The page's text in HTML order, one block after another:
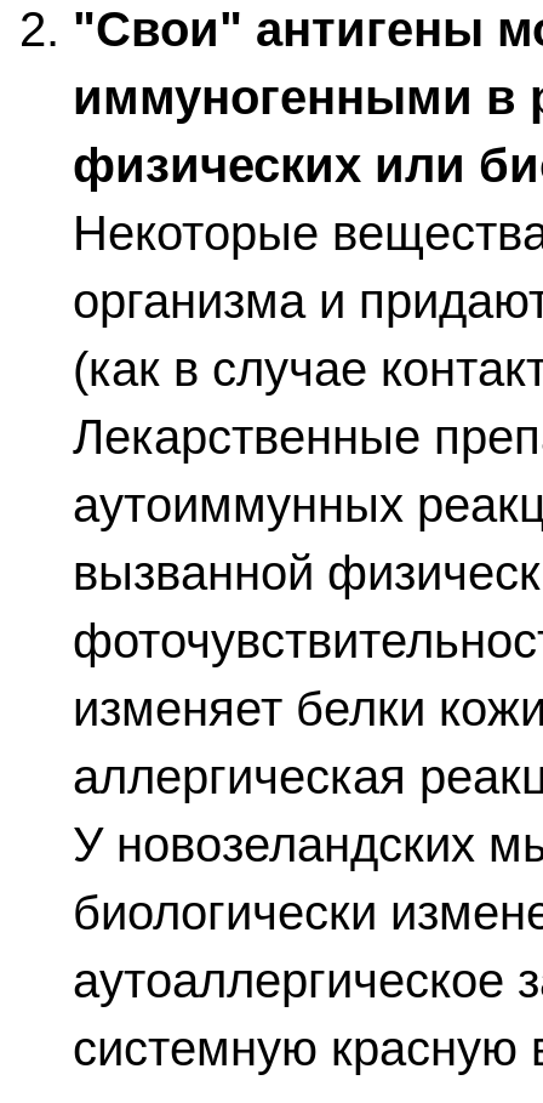
"Свои" антигены
иммуногенными в
физических или
Некоторые
организма и
(как в случае
Лекарственные
аутоиммунных
вызванной
изменяет белки
аллергическая
У новозеландских
биологически
системную красную